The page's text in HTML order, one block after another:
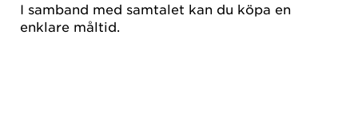
I samband med samtalet kan du köpa en
enklare måltid.